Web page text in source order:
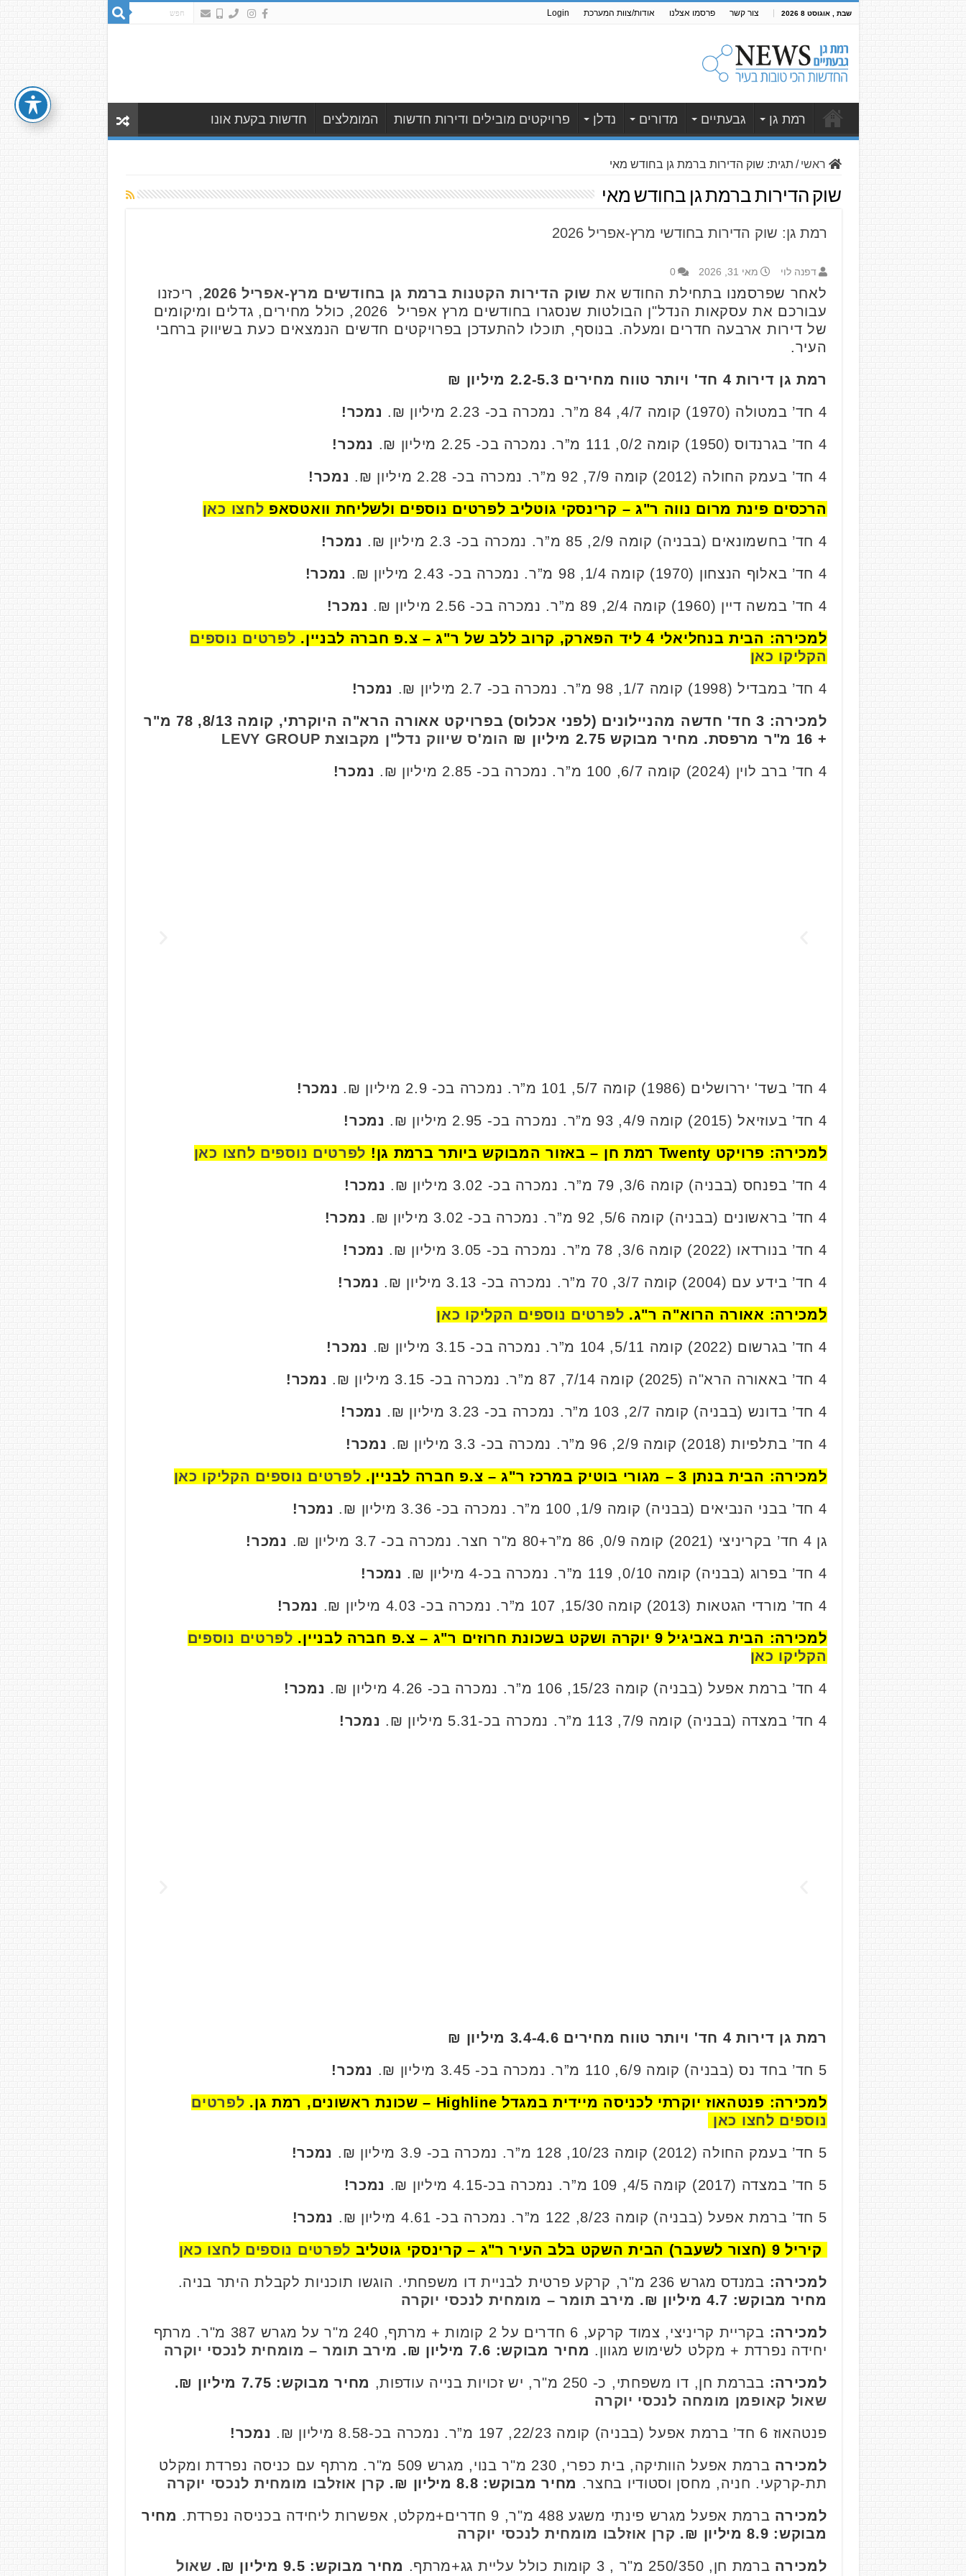
שבת , אוגוסט 8 2026 צור קשר פרסמו אצלנו אודות/צוות המערכת Login
רמת גן גבעתיים מדורים נדלן פרויקטים מובילים ודירות חדשות המומלצים חדשות בקעת אונו
ראשי / תגית: שוק הדירות ברמת גן בחודש מאי
שוק הדירות ברמת גן בחודש מאי
רמת גן: שוק הדירות בחודשי מרץ-אפריל 2026
דפנה לוי מאי 31, 2026 0
לאחר שפרסמנו בתחילת החודש את שוק הדירות הקטנות ברמת גן בחודשים מרץ-אפריל 2026
, ריכזנו
עבורכם את עסקאות הנדל"ן הבולטות שנסגרו בחודשים מרץ אפריל 2026, כולל מחירים, גדלים ומיקומים
של דירות ארבעה חדרים ומעלה. בנוסף, תוכלו להתעדכן בפרויקטים חדשים הנמצאים כעת בשיווק ברחבי
העיר.
רמת גן דירות 4 חד' ויותר טווח מחירים 2.2-5.3 מיליון ₪
4 חד’ במטולה (1970) קומה 4/7, 84 מ”ר. נמכרה בכ- 2.23 מיליון ₪. נמכר!
4 חד’ בגרנדוס (1950) קומה 0/2, 111 מ”ר. נמכרה בכ- 2.25 מיליון ₪. נמכר!
4 חד’ בעמק החולה (2012) קומה 7/9, 92 מ”ר. נמכרה בכ- 2.28 מיליון ₪. נמכר!
הרכסים פינת מרום נווה ר"ג – קרינסקי גוטליב לפרטים נוספים ולשליחת וואטסאפ לחצו כאן
4 חד’ בחשמונאים (בבניה) קומה 2/9, 85 מ”ר. נמכרה בכ- 2.3 מיליון ₪. נמכר!
4 חד’ באלוף הנצחון (1970) קומה 1/4, 98 מ”ר. נמכרה בכ- 2.43 מיליון ₪. נמכר!
4 חד’ במשה דיין (1960) קומה 2/4, 89 מ”ר. נמכרה בכ- 2.56 מיליון ₪. נמכר!
למכירה: הבית בנחליאלי 4 ליד הפארק, קרוב ללב של ר"ג – צ.פ חברה לבניין.
לפרטים נוספים
הקליקו כאן
4 חד’ במבדיל (1998) קומה 1/7, 98 מ”ר. נמכרה בכ- 2.7 מיליון ₪. נמכר!
למכירה: 3 חד' חדשה מהניילונים (לפני אכלוס) בפרויקט אאורה הרא"ה היוקרתי, קומה 8/13, 78 מ"ר
+ 16 מ"ר מרפסת. מחיר מבוקש 2.75 מיליון ₪
הומ'ס שיווק נדל"ן מקבוצת LEVY GROUP
4 חד’ ברב לוין (2024) קומה 6/7, 100 מ”ר. נמכרה בכ- 2.85 מיליון ₪. נמכר!
4 חד’ בשד' יררושלים (1986) קומה 5/7, 101 מ”ר. נמכרה בכ- 2.9 מיליון ₪. נמכר!
4 חד’ בעוזיאל (2015) קומה 4/9, 93 מ”ר. נמכרה בכ- 2.95 מיליון ₪. נמכר!
למכירה: פרויקט Twenty רמת חן – באזור המבוקש ביותר ברמת גן! לפרטים נוספים לחצו כאן
4 חד’ בפנחס (בבניה) קומה 3/6, 79 מ”ר. נמכרה בכ- 3.02 מיליון ₪. נמכר!
4 חד’ בראשונים (בבניה) קומה 5/6, 92 מ”ר. נמכרה בכ- 3.02 מיליון ₪. נמכר!
4 חד’ בנורדאו (2022) קומה 3/6, 78 מ”ר. נמכרה בכ- 3.05 מיליון ₪. נמכר!
4 חד’ בידע עם (2004) קומה 3/7, 70 מ”ר. נמכרה בכ- 3.13 מיליון ₪. נמכר!
למכירה: אאורה הרוא"ה ר"ג. לפרטים נוספים הקליקו כאן
4 חד’ בגרשום (2022) קומה 5/11, 104 מ”ר. נמכרה בכ- 3.15 מיליון ₪. נמכר!
4 חד’ באאורה הרא"ה (2025) קומה 7/14, 87 מ”ר. נמכרה בכ- 3.15 מיליון ₪. נמכר!
4 חד’ בדונש (בבניה) קומה 2/7, 103 מ”ר. נמכרה בכ- 3.23 מיליון ₪. נמכר!
4 חד’ בתלפיות (2018) קומה 2/9, 96 מ”ר. נמכרה בכ- 3.3 מיליון ₪. נמכר!
למכירה: הבית בנתן 3 – מגורי בוטיק במרכז ר"ג – צ.פ חברה לבניין. לפרטים נוספים הקליקו כאן
4 חד’ בבני הנביאים (בבניה) קומה 1/9, 100 מ”ר. נמכרה בכ- 3.36 מיליון ₪. נמכר!
גן 4 חד’ בקריניצי (2021) קומה 0/9, 86 מ”ר+80 מ"ר חצר. נמכרה בכ- 3.7 מיליון ₪. נמכר!
4 חד’ בפרוג (בבניה) קומה 0/10, 119 מ”ר. נמכרה בכ-4 מיליון ₪. נמכר!
4 חד’ מורדי הגטאות (2013) קומה 15/30, 107 מ”ר. נמכרה בכ- 4.03 מיליון ₪. נמכר!
למכירה: הבית באביגיל 9 יוקרה ושקט בשכונת חרוזים ר"ג – צ.פ חברה לבניין.
לפרטים נוספים
הקליקו כאן
4 חד’ ברמת אפעל (בבניה) קומה 15/23, 106 מ”ר. נמכרה בכ- 4.26 מיליון ₪. נמכר!
4 חד’ במצדה (בבניה) קומה 7/9, 113 מ”ר. נמכרה בכ-5.31 מיליון ₪. נמכר!
רמת גן דירות 4 חד' ויותר טווח מחירים 3.4-4.6 מיליון ₪
5 חד’ בחד נס (בבניה) קומה 6/9, 110 מ”ר. נמכרה בכ- 3.45 מיליון ₪. נמכר!
למכירה: פנטהאוז יוקרתי לכניסה מיידית במגדל Highline – שכונת ראשונים, רמת גן.
לפרטים
נוספים לחצו כאן
5 חד’ בעמק החולה (2012) קומה 10/23, 128 מ”ר. נמכרה בכ- 3.9 מיליון ₪. נמכר!
5 חד’ במצדה (2017) קומה 4/5, 109 מ”ר. נמכרה בכ-4.15 מיליון ₪. נמכר!
5 חד’ ברמת אפעל (בבניה) קומה 8/23, 122 מ”ר. נמכרה בכ- 4.61 מיליון ₪. נמכר!
קיריל 9 (חצור לשעבר) הבית השקט בלב העיר ר"ג – קרינסקי גוטליב לפרטים נוספים לחצו כאן
למכירה: במנדס מגרש 236 מ"ר, קרקע פרטית לבניית דו משפחתי. הוגשו תוכניות לקבלת היתר בניה.
מחיר מבוקש: 4.7 מיליון ₪.
מירב תומר – מומחית לנכסי יוקרה
למכירה:
בקריית קריניצי, צמוד קרקע, 6 חדרים על 2 קומות + מרתף, 240 מ"ר על מגרש 387 מ"ר. מרתף
יחידה נפרדת + מקלט לשימוש מגוון. מחיר מבוקש: 7.6 מיליון ₪. מירב תומר – מומחית לנכסי יוקרה
למכירה: בברמת חן, דו משפחתי, כ- 250 מ"ר, יש זכויות בנייה עודפות,
מחיר מבוקש: 7.75 מיליון ₪.
שאול קאופמן מומחה לנכסי יוקרה
פנטהאוז 6 חד’ ברמת אפעל (בבניה) קומה 22/23, 197 מ”ר. נמכרה בכ-8.58 מיליון ₪. נמכר!
למכירה
ברמת אפעל הוותיקה, בית כפרי, 230 מ"ר בנוי, מגרש 509 מ"ר. מרתף עם כניסה נפרדת ומקלט
תת-קרקעי. חניה, מחסן וסטודיו בחצר. מחיר מבוקש: 8.8 מיליון ₪. קרן אוזלבו מומחית לנכסי יוקרה
למכירה ברמת אפעל מגרש פינתי משגע 488 מ"ר, 9 חדרים+מקלט, אפשרות ליחידה בכניסה נפרדת.
מחיר
מבוקש: 8.9 מיליון ₪.
קרן אוזלבו מומחית לנכסי יוקרה
למכירה ברמת חן, 250/350 מ"ר , 3 קומות כולל עליית גג+מרתף. מחיר מבוקש: 9.5 מיליון ₪. שאול